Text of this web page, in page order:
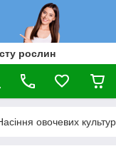
рослин
овочевих культур